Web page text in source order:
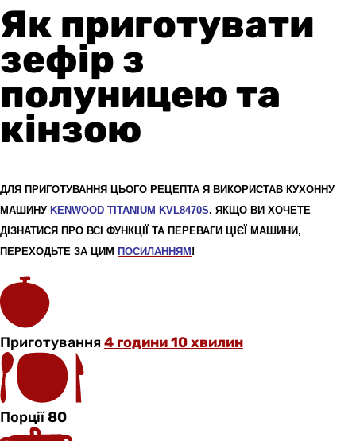
Як приготувати
зефір з
полуницею та
кінзою
ДЛЯ ПРИГОТУВАННЯ ЦЬОГО РЕЦЕПТА Я ВИКОРИСТАВ КУХОННУ
МАШИНУ KENWOOD TITANIUM KVL8470S. ЯКЩО ВИ ХОЧЕТЕ
ДІЗНАТИСЯ ПРО ВСІ ФУНКЦІЇ ТА ПЕРЕВАГИ ЦІЄЇ МАШИНИ,
ПЕРЕХОДЬТЕ ЗА ЦИМ ПОСИЛАННЯМ !
Приготування4 години 10 хвилин
Порції80